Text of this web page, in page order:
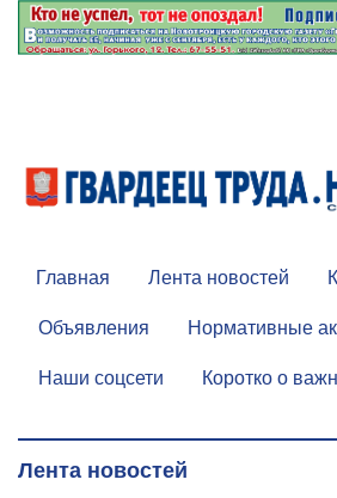
Главная Лента новостей
Объявления
Нормативные
Наши соцсети
Коротко о
Лента новостей